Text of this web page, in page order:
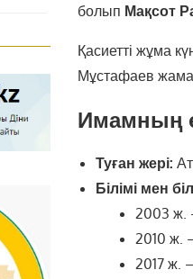
болып Мақсот
Қасиетті жұма
Мұстафаев
Имамның
Туған жері:
Білімі мен
2003 ж.
2010 ж.
2017 ж.